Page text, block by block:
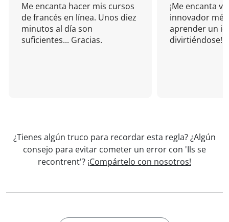
Me encanta hacer mis cursos
de francés en línea. Unos diez
minutos al día son
suficientes... Gracias.
¡Me encanta
innovador
aprender un
divirtiéndose!
¿Tienes algún truco para recordar esta regla? ¿Algún
consejo para evitar cometer un error con 'Ils se
recontrent'? ¡Compártelo con nosotros!